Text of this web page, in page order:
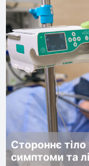
Стороннє тіло
симптоми та